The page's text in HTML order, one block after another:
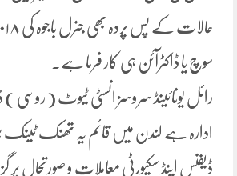
سوچ یا ڈاکٹرآئن ہی کار فرما ہے۔
رائل یونائینڈ سروسز انسٹی ٹیوٹ ( روسی )
ادارہ ہے لندن میں قائم یہ تھنک ٹینک